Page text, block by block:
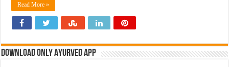
Read More »
Download Only Ayurved App